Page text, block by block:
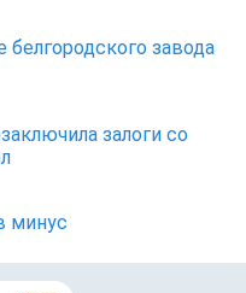
завода
залоги со
минус